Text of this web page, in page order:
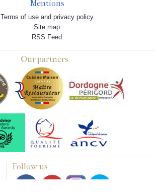
Mentions
Terms of use and privacy policy
Site map
RSS Feed
Our partners
Follow us